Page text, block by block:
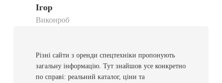
Ігор
Виконроб
Різні сайти з оренди спецтехніки пропонують
загальну інформацію. Тут знайшов усе конкретно
по справі: реальний каталог, ціни та